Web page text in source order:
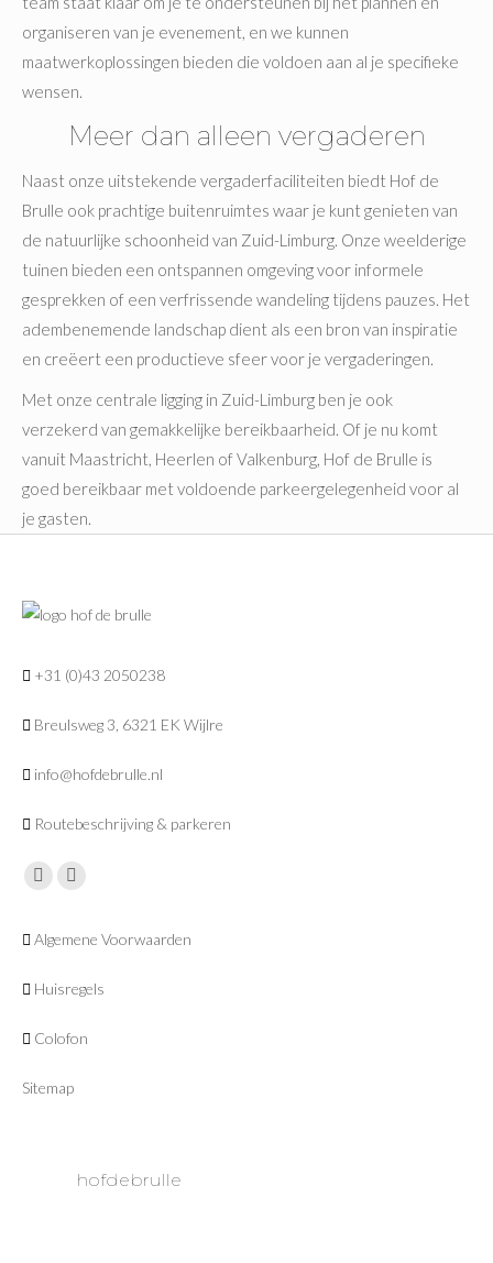
organiseren van je evenement, en we kunnen
maatwerkoplossingen bieden die voldoen aan al je specifieke
wensen.
Meer dan alleen vergaderen
Naast onze uitstekende vergaderfaciliteiten biedt Hof de
Brulle ook prachtige buitenruimtes waar je kunt genieten van
de natuurlijke schoonheid van Zuid-Limburg. Onze weelderige
tuinen bieden een ontspannen omgeving voor informele
gesprekken of een verfrissende wandeling tijdens pauzes. Het
adembenemende landschap dient als een bron van inspiratie
en creëert een productieve sfeer voor je vergaderingen.
Met onze centrale ligging in Zuid-Limburg ben je ook
verzekerd van gemakkelijke bereikbaarheid. Of je nu komt
vanuit Maastricht, Heerlen of Valkenburg, Hof de Brulle is
goed bereikbaar met voldoende parkeergelegenheid voor al
je gasten.
+31 (0)43 2050238
Breulsweg 3, 6321 EK Wijlre
info@hofdebrulle.nl
Routebeschrijving & parkeren
Vind ons op:
Facebook
opens
window
Instagram
opens
new
window
Algemene Voorwaarden
Huisregels
Colofon
Sitemap
hofdebrulle